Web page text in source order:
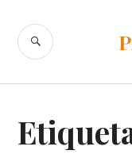
contenido
BUSCAR